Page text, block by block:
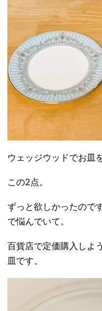
ウェッジウッドでお皿
この2点。
ずっと欲しかったので
で悩んでいて。
百貨店で定価購入しよ
皿です。